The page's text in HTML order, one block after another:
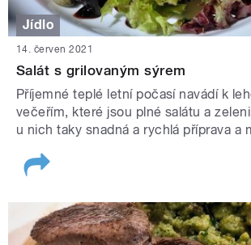
Jídlo
14. červen 2021
Salát s grilovaným sýrem
Příjemné teplé letní počasí navádí k
večeřím, které jsou plné salátu a
u nich taky snadná a rychlá příprava a